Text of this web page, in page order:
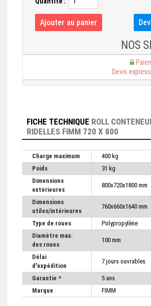
NOS
Devis
FICHE TECHNIQUE ROLL
RIDELLES FIMM 720 X 800
Charge maximum
400 kg
Poids
31 kg
Dimensions
extérieures
800x720x1800 mm
Dimensions
utiles/intérieures
760x660x1640 mm
Type de roues
Polypropylène
Diamètre max.
des roues
100 mm
Délai
d'expédition
7 jours ouvrables
Garantie *
5 ans
Marque
FIMM